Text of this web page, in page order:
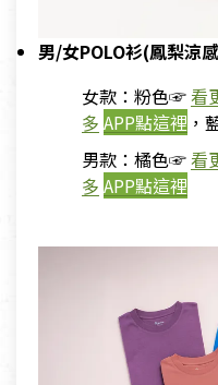
男/女POLO衫(鳳梨涼
女款：粉色☞看
多 APP點這裡 ，
男款：橘色☞看
多 APP點這裡